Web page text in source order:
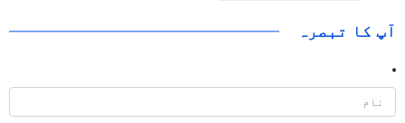
آپ کا تبصرہ